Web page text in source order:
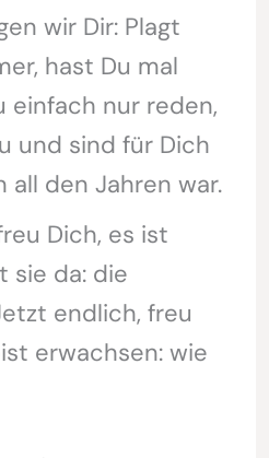
wir Dir: Plagt
hast Du mal
einfach nur reden,
und sind für Dich
all den Jahren war.
Dich, es ist
sie da: die
endlich, freu
erwachsen: wie